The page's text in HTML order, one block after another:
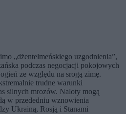
„dżentelmeńskiego uzgodnienia”,
podczas negocjacji pokojowych
ze względu na srogą zimę.
trudne warunki
silnych mrozów. Naloty mogą
w przededniu wznowienia
Ukrainą, Rosją i Stanami